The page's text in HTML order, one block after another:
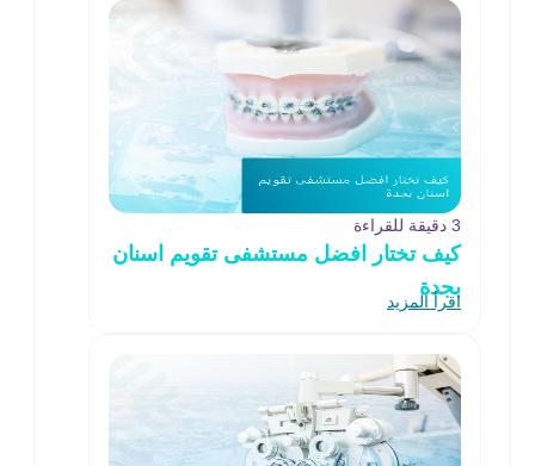
3 دقيقة للقراءة
كيف تختار افضل مستشفى تقويم اسنان
بجدة
اقرأ المزيد